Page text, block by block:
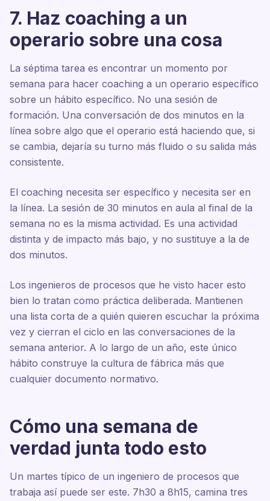
7. Haz coaching a un
operario sobre una cosa
La séptima tarea es encontrar un momento por
semana para hacer coaching a un operario específico
sobre un hábito específico. No una sesión de
formación. Una conversación de dos minutos en la
línea sobre algo que el operario está haciendo que, si
se cambia, dejaría su turno más fluido o su salida más
consistente.
El coaching necesita ser específico y necesita ser en
la línea. La sesión de 30 minutos en aula al final de la
semana no es la misma actividad. Es una actividad
distinta y de impacto más bajo, y no sustituye a la de
dos minutos.
Los ingenieros de procesos que he visto hacer esto
bien lo tratan como práctica deliberada. Mantienen
una lista corta de a quién quieren escuchar la próxima
vez y cierran el ciclo en las conversaciones de la
semana anterior. A lo largo de un año, este único
hábito construye la cultura de fábrica más que
cualquier documento normativo.
Cómo una semana de
verdad junta todo esto
Un martes típico de un ingeniero de procesos que
trabaja así puede ser este. 7h30 a 8h15, camina tres